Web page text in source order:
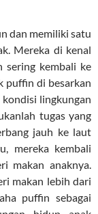
dan memiliki satu
Mereka di kenal
sering kembali ke
puffin di besarkan
kondisi lingkungan
tugas yang
jauh ke laut
mereka kembali
makan anaknya.
makan lebih dari
puffin sebagai